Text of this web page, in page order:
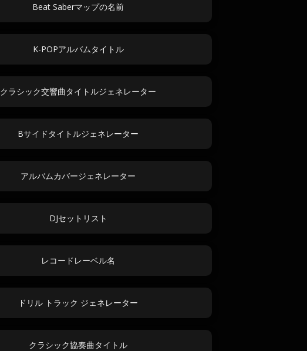
Beat Saberマップの名前
K-POPアルバムタイトル
クラシック交響曲タイトルジェネレーター
Bサイドタイトルジェネレーター
アルバムカバージェネレーター
DJセットリスト
レコードレーベル名
ドリル トラック ジェネレーター
クラシック協奏曲タイトル